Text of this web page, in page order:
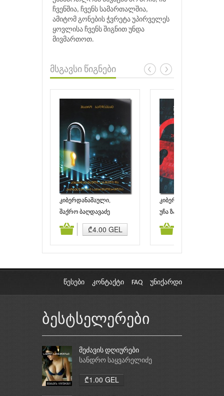
ჩვენშია, ჩვენს სამართალშია,
ამიტომ გონების ჭვრეტა უპირველეს
ყოვლისა ჩვენს შიგნით უნდა
მივმართოთ.
მსგავსი წიგნები
კიბერდანაშაული,
სასჯელი და
სამართალწარმოება
შაქრო ბაღდავაძე
₾4.00 GEL
კიბერდანაშაულის
პრობლემები
უჩა ზაქაშვილი
კალათაში დამატება კალათაში
წესები კონტაქტი FAQ უნიქარდი
ბესტსელერები
მეძავის დღიურები
სანდრო საყვარელიძე
₾1.00 GEL